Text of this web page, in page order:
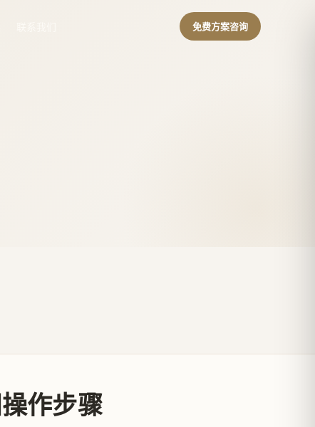
免费方案咨询
作步骤